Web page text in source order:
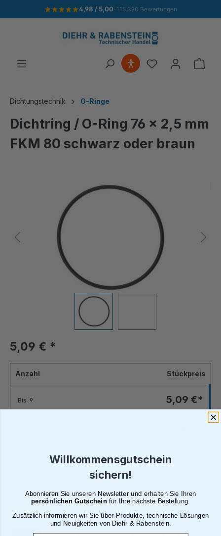
springen 4,98 / 5,00· 115.390 Bewertungen
Dichtungstechnik O-Ringe
Dichtring / O-Ring 76 x 2,5 mm
FKM 80 schwarz oder braun
Bildergalerie überspringen
5,09 € *
Anzahl Stückpreis
Bis 9 5,09 €*
Alle Preise inkl. gesetzl. Mehrwertsteuer zzgl. Versandkosten
Willkommensgutschein
sichern!
Abonnieren Sie unseren Newsletter und erhalten Sie Ihren
persönlichen Gutscheinfür Ihre nächste Bestellung.
Zusätzlich informieren wir Sie über Produkte, technische Lösungen
und Neuigkeiten von Diehr & Rabenstein.